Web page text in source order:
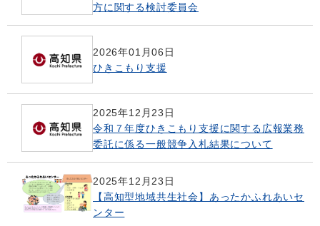
方に関する検討委員会
2026年01月06日
ひきこもり支援
2025年12月23日
令和７年度ひきこもり支援に関する広報業務
委託に係る一般競争入札結果について
2025年12月23日
【高知型地域共生社会】あったかふれあいセ
ンター